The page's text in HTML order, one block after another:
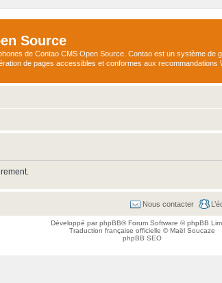
Source
de Contao CMS Open Source. Contao est un système de
de pages accessibles et conformes aux recommandations
Nous contacter
Développé parphpBB® Forum Software © phpBB
Traduction française officielle ©Maël Soucaze
phpBB SEO